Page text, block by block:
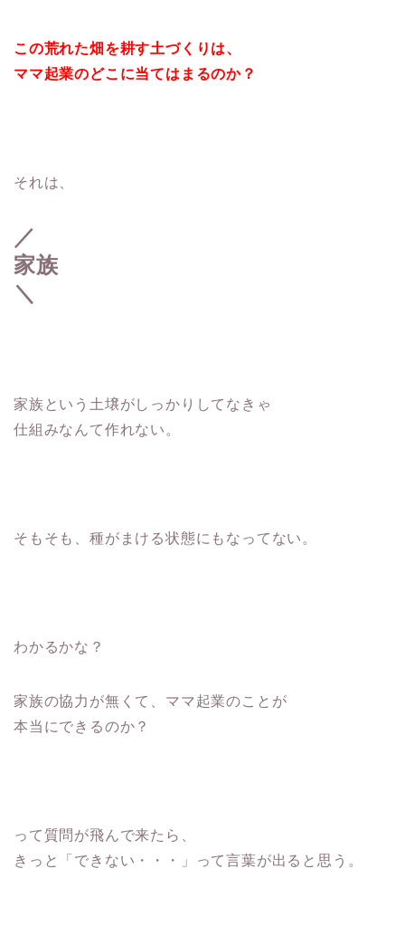
この荒れた畑を耕す土づくりは、
ママ起業のどこに当てはまるのか？
それは、
／
家族
＼
家族という土壌がしっかりしてなきゃ
仕組みなんて作れない。
そもそも、種がまける状態にもなってない。
わかるかな？
家族の協力が無くて、ママ起業のことが
本当にできるのか？
って質問が飛んで来たら、
きっと「できない・・・」って言葉が出ると思う。